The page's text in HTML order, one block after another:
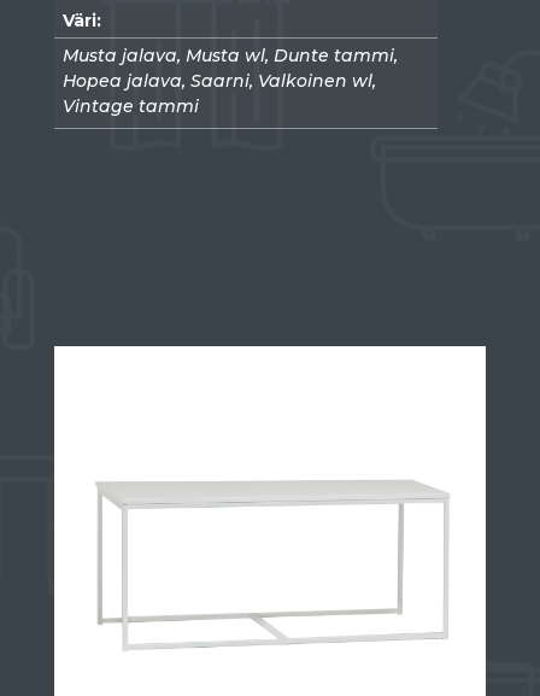
Väri:
Musta jalava, Musta wl, Dunte tammi,
Hopea jalava, Saarni, Valkoinen wl,
Vintage tammi